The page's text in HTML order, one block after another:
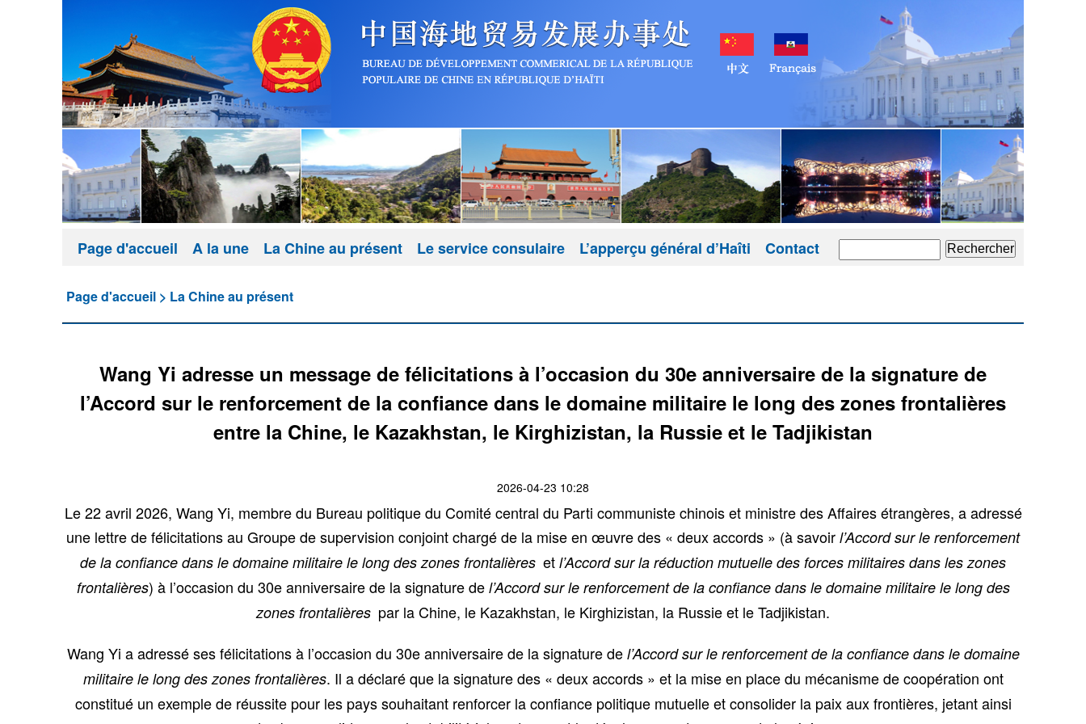
Page d'accueil A la une La Chine au présent Le service consulaire L’apperçu général d’Haîti Contact Rechercher
Page d'accueil > La Chine au présent
Wang Yi adresse un message de félicitations à l’occasion du 30e anniversaire de la signature de
l’Accord sur le renforcement de la confiance dans le domaine militaire le long des zones frontalières
entre la Chine, le Kazakhstan, le Kirghizistan, la Russie et le Tadjikistan
2026-04-23 10:28
Le 22 avril 2026, Wang Yi, membre du Bureau politique du Comité central du Parti communiste chinois et ministre des Affaires étrangères, a adressé
une lettre de félicitations au Groupe de supervision conjoint chargé de la mise en œuvre des « deux accords » (à savoir l’Accord sur le renforcement
de la confiance dans le domaine militaire le long des zones frontalières et l’Accord sur la réduction mutuelle des forces militaires dans les zones
frontalières) à l’occasion du 30e anniversaire de la signature de l’Accord sur le renforcement de la confiance dans le domaine militaire le long des
zones frontalières par la Chine, le Kazakhstan, le Kirghizistan, la Russie et le Tadjikistan.
Wang Yi a adressé ses félicitations à l’occasion du 30e anniversaire de la signature del’Accord sur le renforcement de la confiance dans le domaine
militaire le long des zones frontalières. Il a déclaré que la signature des « deux accords » et la mise en place du mécanisme de coopération ont
constitué un exemple de réussite pour les pays souhaitant renforcer la confiance politique mutuelle et consolider la paix aux frontières, jetant ainsi